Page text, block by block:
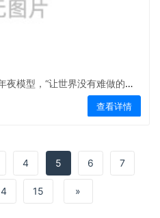
模型，“让世界没有难做的全
查看详情
4 5 6 7
15 »